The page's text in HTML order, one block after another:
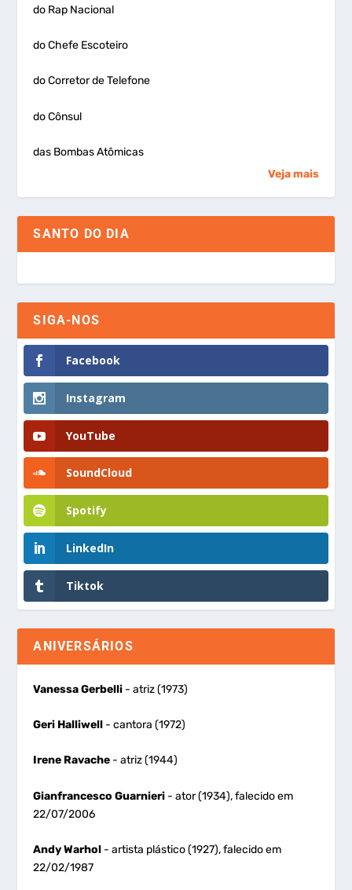
do Rap Nacional
do Chefe Escoteiro
do Corretor de Telefone
do Cônsul
das Bombas Atômicas
Veja mais
SANTO DO DIA
SIGA-NOS
Facebook
Instagram
YouTube
SoundCloud
Spotify
LinkedIn
Tiktok
ANIVERSÁRIOS
Vanessa Gerbelli - atriz (1973)
Geri Halliwell - cantora (1972)
Irene Ravache - atriz (1944)
Gianfrancesco Guarnieri - ator (1934), falecido em
22/07/2006
Andy Warhol - artista plástico (1927), falecido em
22/02/1987